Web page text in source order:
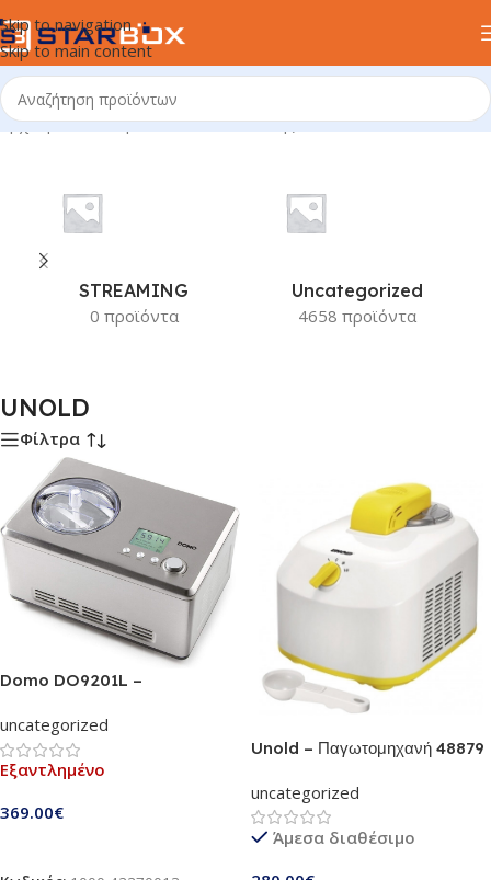
Skip to navigation
Skip to main content
Αρχική σελίδα/Προϊόν Κατασκευαστής/UNOLD
STREAMING
0 προϊόντα
Uncategorized
4658 προϊόντα
UNOLD
Φίλτρα
Domo DO9201L –
2L | Με LCD Display που
δείχνει χρόνο, θερμοκρασία και
λειτουργία | Με εξτρά αξεσουάρ
πολλά άλλα – όλα σε ένα
uncategorized
Εξαντλημένο
369.00€
Unold – Παγωτομηχανή 48879
uncategorized
Άμεσα διαθέσιμο